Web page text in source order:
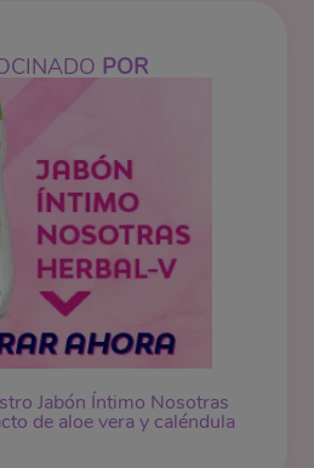
POR
Jabón Íntimo Nosotras
de aloe vera y caléndula